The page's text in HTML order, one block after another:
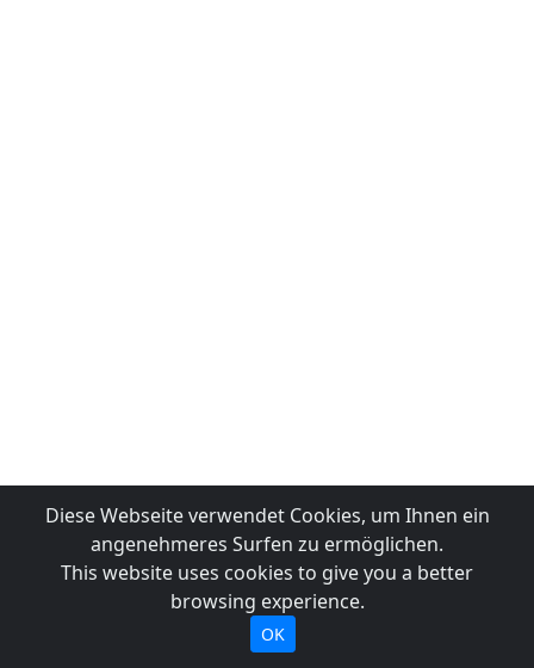
Diese Webseite verwendet Cookies, um Ihnen ein
angenehmeres Surfen zu ermöglichen.
This website uses cookies to give you a better
browsing experience.
OK